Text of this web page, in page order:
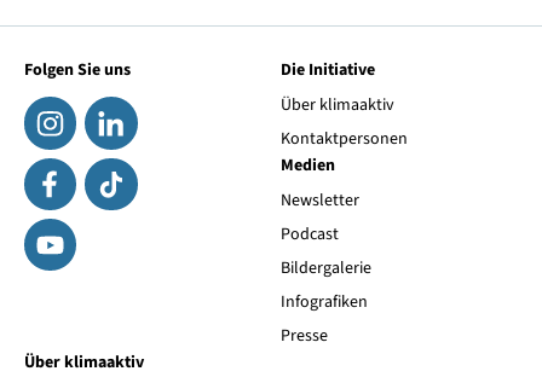
Folgen Sie uns
Die Initiative
Über klimaaktiv
Kontaktpersonen
Medien
Newsletter
Podcast
Bildergalerie
Infografiken
Presse
Über klimaaktiv